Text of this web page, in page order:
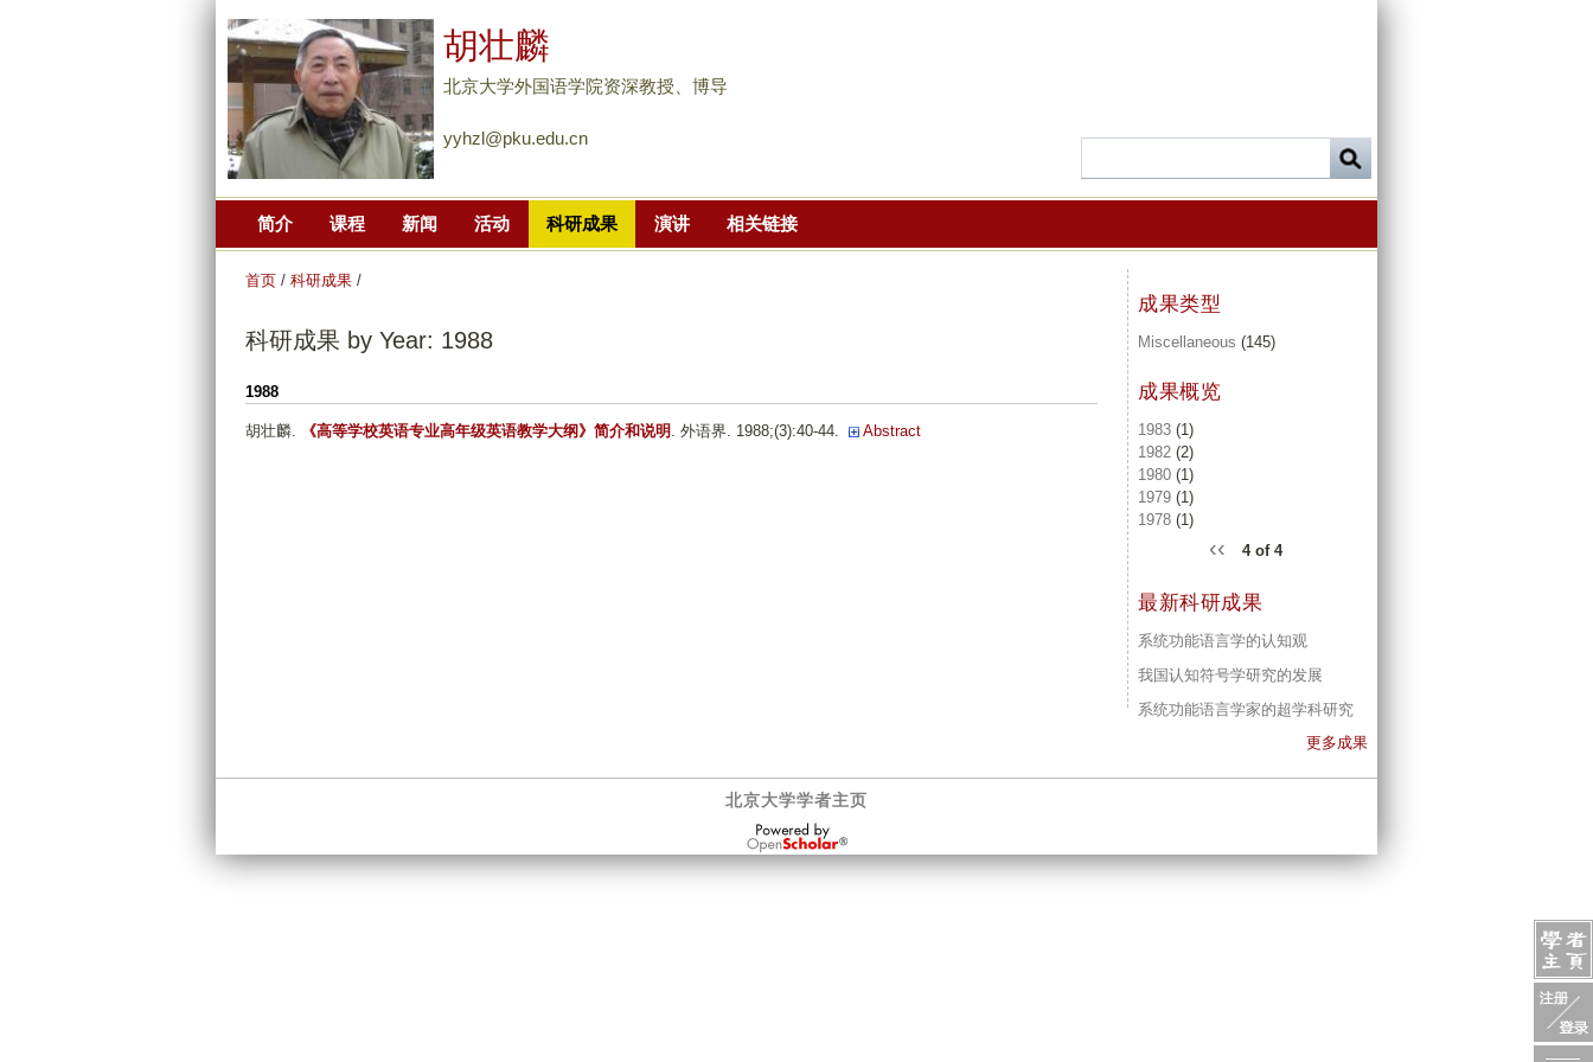
到
主
胡壮麟
北京大学外国语学院资深教授、博导
yyhzl@pku.edu.cn
简介 课程 新闻 活动 科研成果 演讲 相关链接
首页 / 科研成果 /
科研成果 by Year: 1988
1988
胡壮麟. 《高等学校英语专业高年级英语教学大纲》简介和说明 . 外语界. 1988;(3):40-44. Abstract
成果类型
Miscellaneous (145)
成果概览
1983 (1)
1982 (2)
1980 (1)
1979 (1)
1978 (1)
‹‹ 4 of 4
最新科研成果
系统功能语言学的认知观
我国认知符号学研究的发展
系统功能语言学家的超学科研究
更多成果
北京大学学者主页
OpenScholar